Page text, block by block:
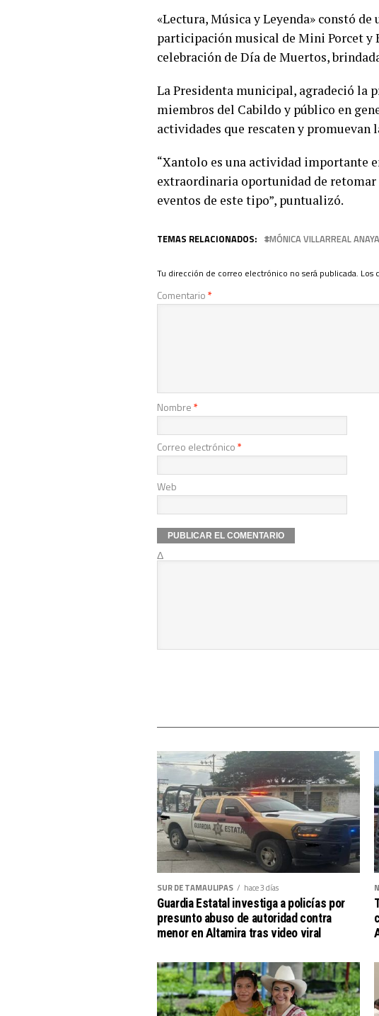
«Lectura, Música y Leyenda» constó
participación musical de Mini Porcet y
celebración de Día de Muertos,
La Presidenta municipal, agradeció la
miembros del Cabildo y público en
actividades que rescaten y
“Xantolo es una actividad importante
extraordinaria oportunidad de retomar
eventos de este tipo”, puntualizó.
TEMAS RELACIONADOS: MÓNICA VILLARREAL ANAYA
Tu dirección de correo electrónico no será publicada. Los
Comentario*
Nombre*
Correo electrónico*
Web
Δ
SUR DE TAMAULIPAS hace 3 días
Guardia Estatal investiga a policías por
presunto abuso de autoridad contra
menor en Altamira tras video viral